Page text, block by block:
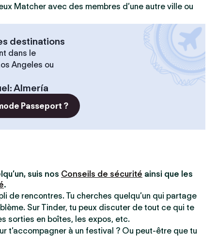
Matcher avec des membres d’une autre ville ou
destinations
dans le
Angeles ou
:Almería
Passeport ?
suis nos Conseils de sécurité ainsi que les
.
de rencontres. Tu cherches quelqu’un qui partage
Sur Tinder, tu peux discuter de tout ce qui te
sorties en boîtes, les expos, etc.
t’accompagner à un festival ? Ou peut-être que tu